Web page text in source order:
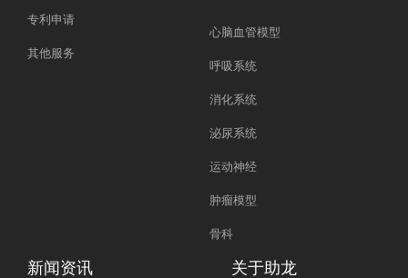
专利申请
其他服务
心脑血管模型
呼吸系统
消化系统
泌尿系统
运动神经
肿瘤模型
骨科
新闻资讯 关于助龙